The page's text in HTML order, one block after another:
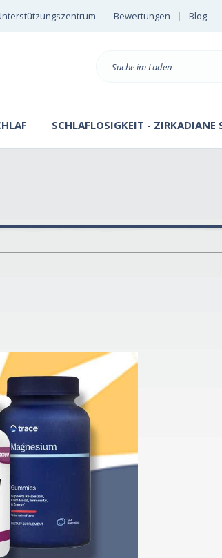
Bewertungen Blog
Suche
SCHLAFLOSIGKEIT - ZIRKADIANE